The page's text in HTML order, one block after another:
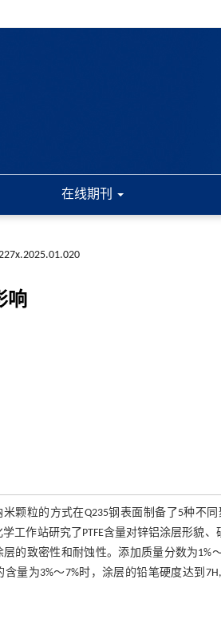
在线期刊
响
颗粒的方式在Q235钢表面制备了5种不同
工作站研究了PTFE含量对锌铝涂层形貌
的致密性和耐蚀性。添加质量分数为1%
量为3%～7%时，涂层的铅笔硬度达到